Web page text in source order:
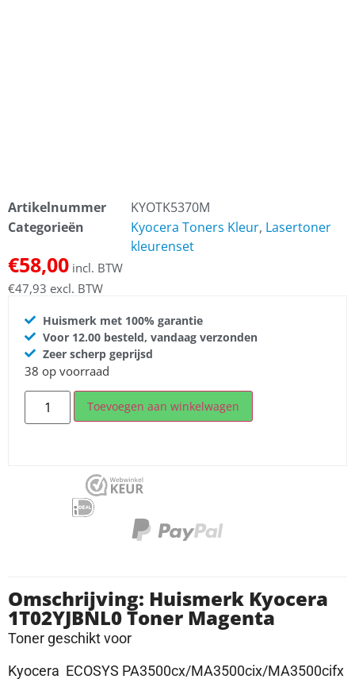
Artikelnummer
KYOTK5370M
Categorieën
Kyocera Toners Kleur, Lasertoner
kleurenset
€58,00 incl. BTW
€47,93 excl. BTW
Huismerk met 100% garantie
Voor 12.00 besteld, vandaag verzonden
Zeer scherp geprijsd
38 op voorraad
Toevoegen aan winkelwagen
Omschrijving: Huismerk Kyocera
1T02YJBNL0 Toner Magenta
Toner geschikt voor
Kyocera ECOSYS PA3500cx/MA3500cix/MA3500cifx